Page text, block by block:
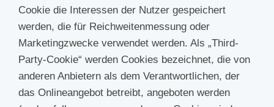
Cookie die Interessen der Nutzer gespeichert
werden, die für Reichweitenmessung oder
Marketingzwecke verwendet werden. Als „Third-
Party-Cookie“ werden Cookies bezeichnet, die von
anderen Anbietern als dem Verantwortlichen, der
das Onlineangebot betreibt, angeboten werden